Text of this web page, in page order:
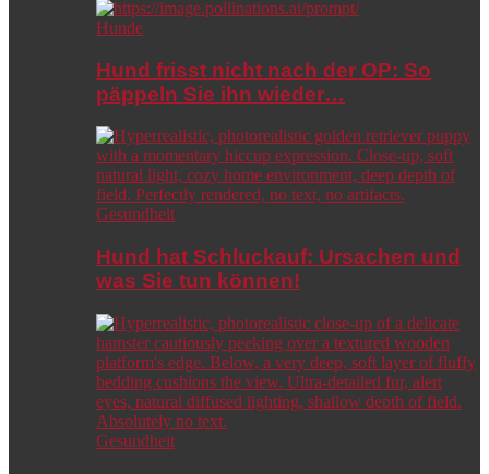
Hunde
Hund frisst nicht nach der OP: So
päppeln Sie ihn wieder…
Gesundheit
Hund hat Schluckauf: Ursachen und
was Sie tun können!
Gesundheit